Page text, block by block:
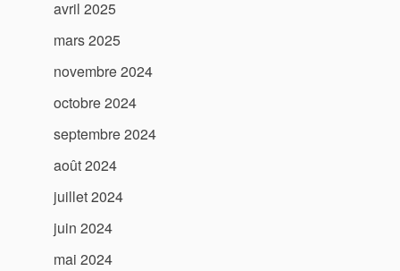
avril 2025
mars 2025
novembre 2024
octobre 2024
septembre 2024
août 2024
juillet 2024
juin 2024
mai 2024